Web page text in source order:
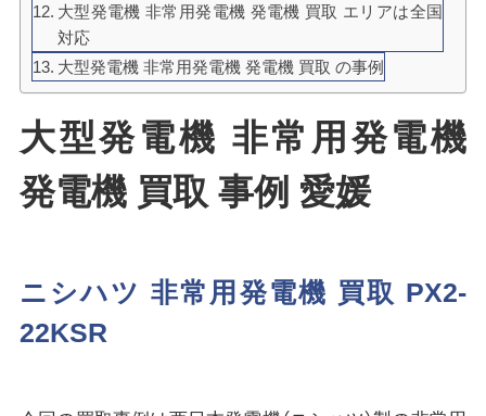
大型発電機 非常用発電機 発電機 買取 エリアは全国
対応
大型発電機 非常用発電機 発電機 買取 の事例
大型発電機 非常用発電機
発電機 買取 事例 愛媛
ニシハツ 非常用発電機 買取 PX2-
22KSR